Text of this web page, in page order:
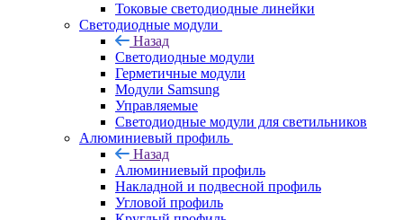
Токовые светодиодные линейки
Светодиодные модули
Назад
Светодиодные модули
Герметичные модули
Модули Samsung
Управляемые
Светодиодные модули для светильников
Алюминиевый профиль
Назад
Алюминиевый профиль
Накладной и подвесной профиль
Угловой профиль